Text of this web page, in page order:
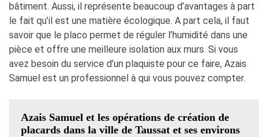
bâtiment. Aussi, il représente beaucoup d’avantages à part
le fait qu’il est une matière écologique. A part cela, il faut
savoir que le placo permet de réguler l’humidité dans une
pièce et offre une meilleure isolation aux murs. Si vous
avez besoin du service d’un plaquiste pour ce faire, Azais
Samuel est un professionnel à qui vous pouvez compter.
Azais Samuel et les opérations de création de
placards dans la ville de Taussat et ses environs